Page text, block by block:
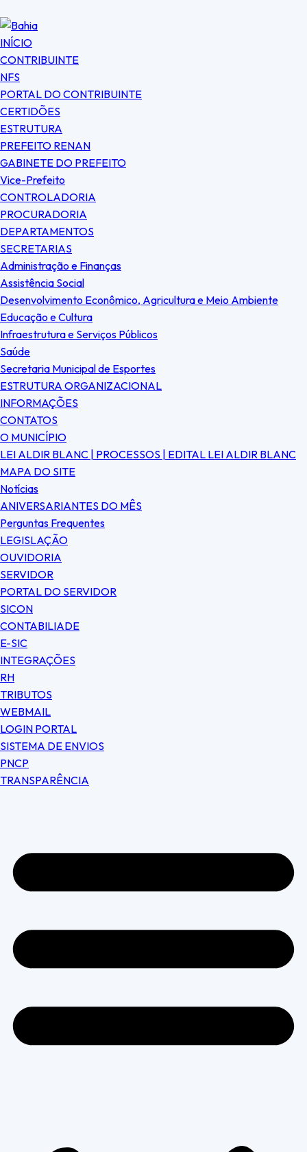
INÍCIO
CONTRIBUINTE
NFS
PORTAL DO CONTRIBUINTE
CERTIDÕES
ESTRUTURA
PREFEITO RENAN
GABINETE DO PREFEITO
Vice-Prefeito
CONTROLADORIA
PROCURADORIA
DEPARTAMENTOS
SECRETARIAS
Administração e Finanças
Assistência Social
Desenvolvimento Econômico, Agricultura e Meio Ambiente
Educação e Cultura
Infraestrutura e Serviços Públicos
Saúde
Secretaria Municipal de Esportes
ESTRUTURA ORGANIZACIONAL
INFORMAÇÕES
CONTATOS
O MUNICÍPIO
LEI ALDIR BLANC | PROCESSOS | EDITAL LEI ALDIR BLANC
MAPA DO SITE
Notícias
ANIVERSARIANTES DO MÊS
Perguntas Frequentes
LEGISLAÇÃO
OUVIDORIA
SERVIDOR
PORTAL DO SERVIDOR
SICON
CONTABILIADE
E-SIC
INTEGRAÇÕES
RH
TRIBUTOS
WEBMAIL
LOGIN PORTAL
SISTEMA DE ENVIOS
PNCP
TRANSPARÊNCIA